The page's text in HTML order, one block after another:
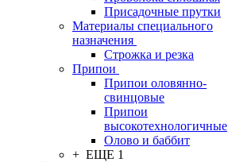
Присадочные прутки
Материалы специального
назначения
Строжка и резка
Припои
Припои оловянно-
свинцовые
Припои
высокотехнологичные
Олово и баббит
+ ЕЩЕ 1